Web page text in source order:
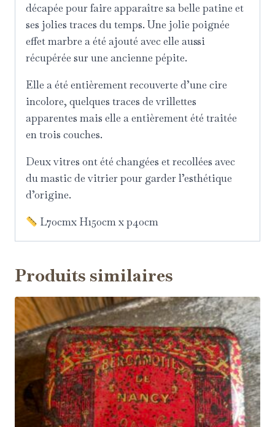
décapée pour faire apparaître sa belle patine et
ses jolies traces du temps. Une jolie poignée
effet marbre a été ajouté avec elle aussi
récupérée sur une ancienne pépite.
Elle a été entièrement recouverte d’une cire
incolore, quelques traces de vrillettes
apparentes mais elle a entièrement été traitée
en trois couches.
Deux vitres ont été changées et recollées avec
du mastic de vitrier pour garder l’esthétique
d’origine.
L70cmx H150cm x p40cm
Produits similaires